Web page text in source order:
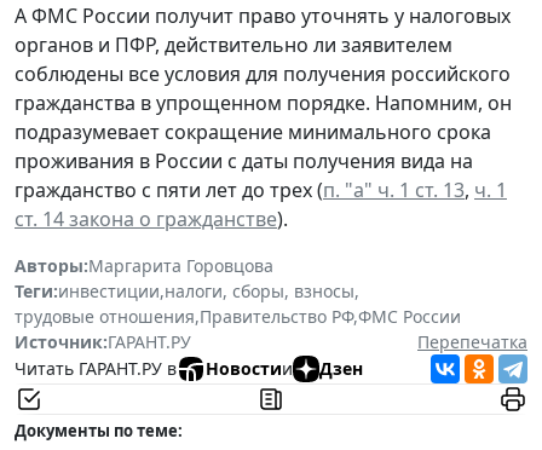
А ФМС России получит право уточнять у налоговых
органов и ПФР, действительно ли заявителем
соблюдены все условия для получения российского
гражданства в упрощенном порядке. Напомним, он
подразумевает сокращение минимального срока
проживания в России с даты получения вида на
гражданство с пяти лет до трех (п. "а" ч. 1 ст. 13, ч. 1
ст. 14 закона о гражданстве).
Авторы:Маргарита Горовцова
Теги:инвестиции,налоги, сборы, взносы,
трудовые отношения,Правительство РФ,ФМС России
Источник:ГАРАНТ.РУ
Перепечатка
Читать ГАРАНТ.РУ в
Новостии Дзен
Документы по теме: